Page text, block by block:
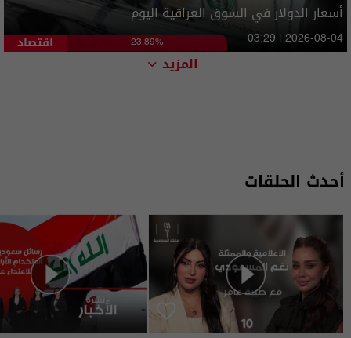
أسعار الدولار في السوق العراقية اليوم
اقتصاد 23.89% 03:29 | 2026-08-04
المزيد
أحدث الحلقات